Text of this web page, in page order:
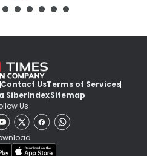
Contact UsTerms of Services
SiberIndexSitemap
Us